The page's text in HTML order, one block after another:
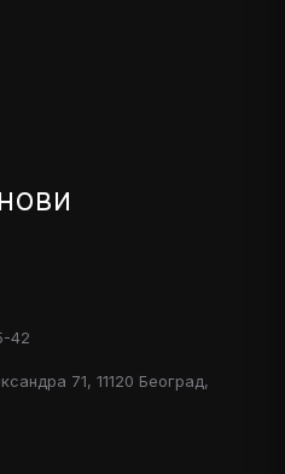
42
71, 11120 Београд,